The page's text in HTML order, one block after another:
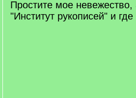
Простите мое невежество,
"Институт рукописей" и